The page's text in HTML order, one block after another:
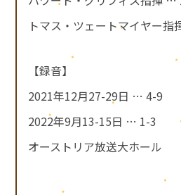
トマス・ツェートマイヤー
【録音】
2021年12月27-29日 … 4-9
2022年9月13-15日 … 1-3
オーストリア放送大ホール